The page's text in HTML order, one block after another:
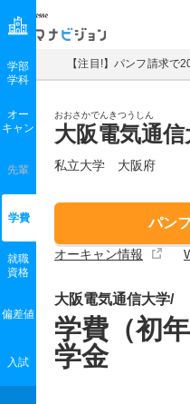
マナビジョン
【注目!】パンフ請求で
おおさかでんきつうしん
大阪電気通信
私立大学 大阪府
パン
オーキャン情報
学部
学科
オー
キャン
先輩
学費
就職
資格
偏差値
入試
大阪電気通信大学/
学費（初
学金